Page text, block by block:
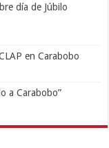
día de Júbilo
en Carabobo
a Carabobo”